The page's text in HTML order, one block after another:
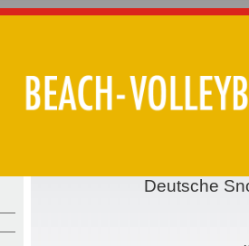
Deutsche